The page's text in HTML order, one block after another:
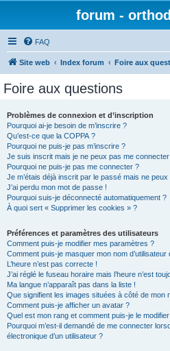
forum -
FAQ
Site web Index forum Foire aux
Foire aux questions
Problèmes de connexion et d’inscription
Pourquoi ai-je besoin de m’inscrire ?
Qu’est-ce que la COPPA ?
Pourquoi ne puis-je pas m’inscrire ?
Je suis inscrit mais je ne peux pas me connecter
Pourquoi ne puis-je pas me connecter ?
Je m’étais déjà inscrit par le passé mais ne
J’ai perdu mon mot de passe !
Pourquoi suis-je déconnecté automatiquement ?
À quoi sert « Supprimer les cookies » ?
Préférences et paramètres des utilisateurs
Comment puis-je modifier mes paramètres ?
Comment puis-je masquer mon nom
L’heure n’est pas correcte !
J’ai réglé le fuseau horaire mais l’heure n’est
Ma langue n’apparaît pas dans la liste !
Que signifient les images situées à côté de mon
Comment puis-je afficher un avatar ?
Quel est mon rang et comment puis-je le
Pourquoi m’est-il demandé de me connecter
électronique d’un utilisateur ?